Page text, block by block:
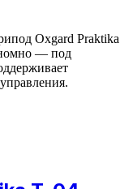
Oxgard Praktika
— под